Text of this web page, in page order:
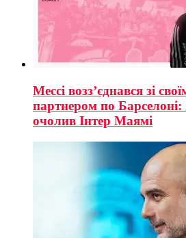
Мессі возз’єднався зі
партнером по
очолив Інтер Маямі